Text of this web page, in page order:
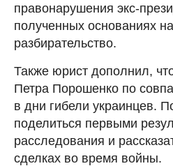
правонарушения экс-
полученных основаниях
разбирательство.
Также юрист дополнил,
Петра Порошенко по
в дни гибели украинцев.
поделиться первыми
расследования и
сделках во время войны.